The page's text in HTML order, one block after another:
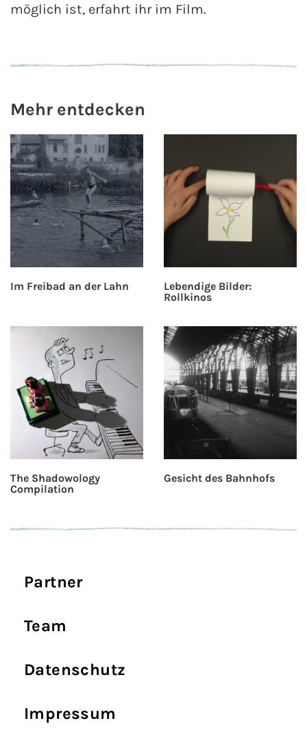
möglich ist, erfahrt ihr im Film.
Mehr entdecken
Im Freibad an der Lahn
Lebendige Bilder:
Rollkinos
The Shadowology
Compilation
Gesicht des Bahnhofs
Partner
Team
Datenschutz
Impressum